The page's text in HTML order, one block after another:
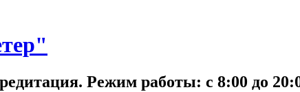
Режим работы: с 8:00 до